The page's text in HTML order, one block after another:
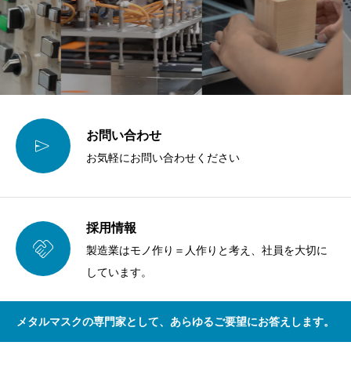
 お問い合わせ
お気軽にお問い合わせください

採用情報
製造業はモノ作り＝人作りと考え、社員を大切に
しています。
メタルマスクの専門家として、あらゆるご要望にお答えします。